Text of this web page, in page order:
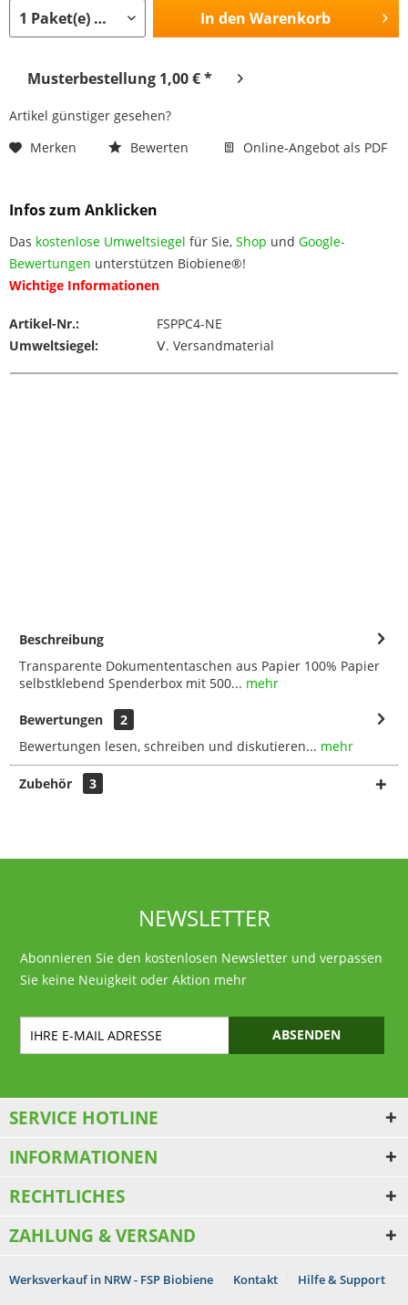
In den Warenkorb
Musterbestellung 1,00 € *
Artikel günstiger gesehen?
Merken
Bewerten Online-Angebot als PDF
Infos zum Anklicken
Das kostenlose Umweltsiegel für Sie, Shop und Google-
Bewertungen unterstützen Biobiene®!
Wichtige Informationen
Artikel-Nr.:
FSPPC4-NE
Umweltsiegel:
Ⅴ. Versandmaterial
Beschreibung
Transparente Dokumententaschen aus Papier 100% Papier
selbstklebend Spenderbox mit 500... mehr
Bewertungen
2
Bewertungen lesen, schreiben und diskutieren... mehr
Zubehör 3
NEWSLETTER
Abonnieren Sie den kostenlosen Newsletter und verpassen
Sie keine Neuigkeit oder Aktion mehr
ABSENDEN
SERVICE HOTLINE
INFORMATIONEN
RECHTLICHES
ZAHLUNG & VERSAND
Werksverkauf in NRW - FSP Biobiene Kontakt
Hilfe & Support